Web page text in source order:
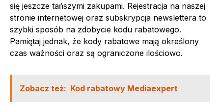
się jeszcze tańszymi zakupami. Rejestracja na naszej
stronie internetowej oraz subskrypcja newslettera to
szybki sposób na zdobycie kodu rabatowego.
Pamiętaj jednak, że kody rabatowe mają określony
czas ważności oraz są ograniczone ilościowo.
Zobacz też: Kod rabatowy Mediaexpert